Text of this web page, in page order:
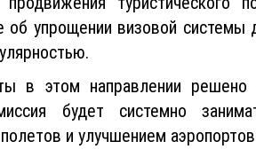
недостаточность работы
упрощении визовой системы
в этом направлении
будет системно